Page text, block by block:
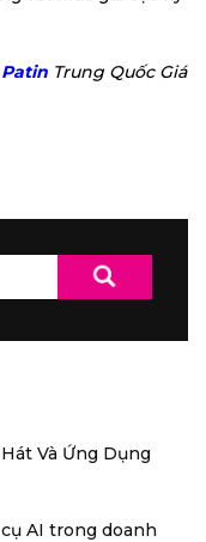
Trung Quốc Giá
Và Ứng Dụng
AI trong doanh